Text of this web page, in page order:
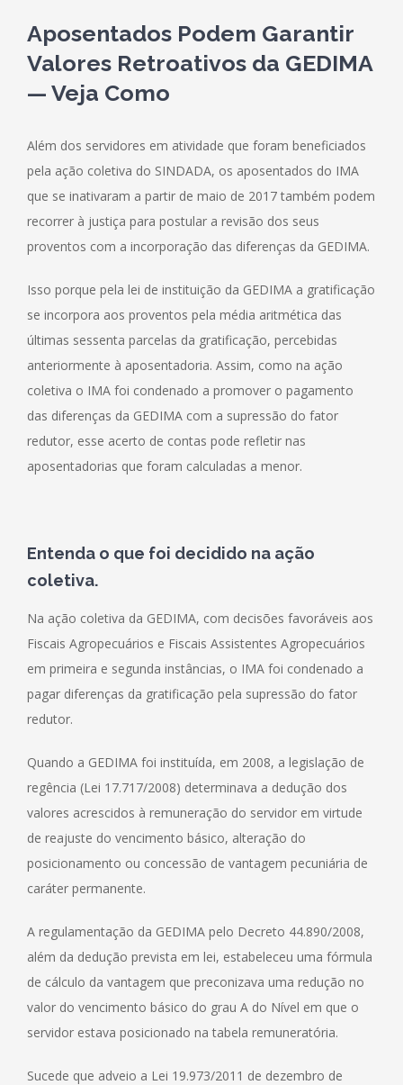
Aposentados Podem Garantir
Valores Retroativos da GEDIMA
— Veja Como
Além dos servidores em atividade que foram beneficiados
pela ação coletiva do SINDADA, os aposentados do IMA
que se inativaram a partir de maio de 2017 também podem
recorrer à justiça para postular a revisão dos seus
proventos com a incorporação das diferenças da GEDIMA.
Isso porque pela lei de instituição da GEDIMA a gratificação
se incorpora aos proventos pela média aritmética das
últimas sessenta parcelas da gratificação, percebidas
anteriormente à aposentadoria. Assim, como na ação
coletiva o IMA foi condenado a promover o pagamento
das diferenças da GEDIMA com a supressão do fator
redutor, esse acerto de contas pode refletir nas
aposentadorias que foram calculadas a menor.
Entenda o que foi decidido na ação
coletiva.
Na ação coletiva da GEDIMA, com decisões favoráveis aos
Fiscais Agropecuários e Fiscais Assistentes Agropecuários
em primeira e segunda instâncias, o IMA foi condenado a
pagar diferenças da gratificação pela supressão do fator
redutor.
Quando a GEDIMA foi instituída, em 2008, a legislação de
regência (Lei 17.717/2008) determinava a dedução dos
valores acrescidos à remuneração do servidor em virtude
de reajuste do vencimento básico, alteração do
posicionamento ou concessão de vantagem pecuniária de
caráter permanente.
A regulamentação da GEDIMA pelo Decreto 44.890/2008,
além da dedução prevista em lei, estabeleceu uma fórmula
de cálculo da vantagem que preconizava uma redução no
valor do vencimento básico do grau A do Nível em que o
servidor estava posicionado na tabela remuneratória.
Sucede que adveio a Lei 19.973/2011 de dezembro de